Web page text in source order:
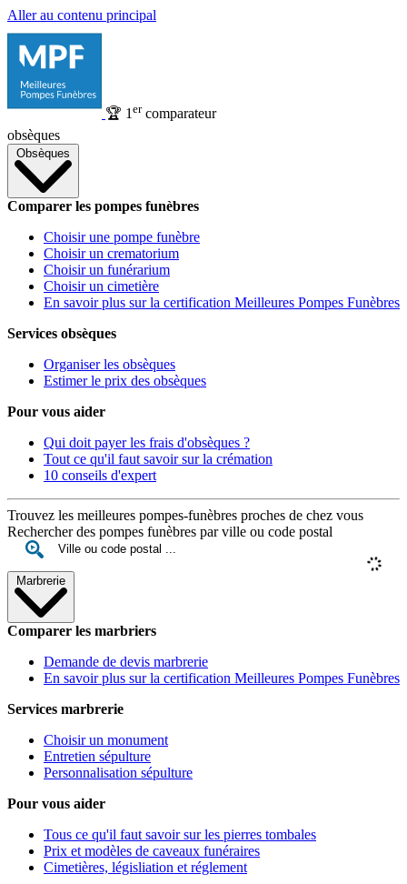
Aller au contenu principal
🏆 1 ercomparateur
obsèques
Obsèques
Comparer les pompes funèbres
Choisir une pompe funèbre
Choisir un crematorium
Choisir un funérarium
Choisir un cimetière
En savoir plus sur la certification Meilleures Pompes Funèbres
Services obsèques
Organiser les obsèques
Estimer le prix des obsèques
Pour vous aider
Qui doit payer les frais d'obsèques ?
Tout ce qu'il faut savoir sur la crémation
10 conseils d'expert
Trouvez les meilleures pompes-funèbres proches de chez vous
Rechercher des pompes funèbres par ville ou code postal
Marbrerie
Comparer les marbriers
Demande de devis marbrerie
En savoir plus sur la certification Meilleures Pompes Funèbres
Services marbrerie
Choisir un monument
Entretien sépulture
Personnalisation sépulture
Pour vous aider
Tous ce qu'il faut savoir sur les pierres tombales
Prix et modèles de caveaux funéraires
Cimetières, législiation et réglement